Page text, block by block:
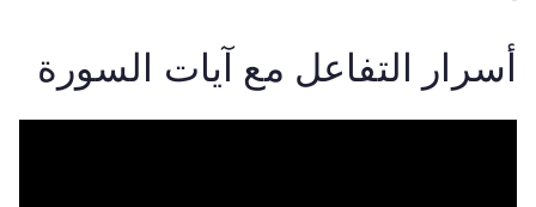
أسرار التفاعل مع آيات السورة